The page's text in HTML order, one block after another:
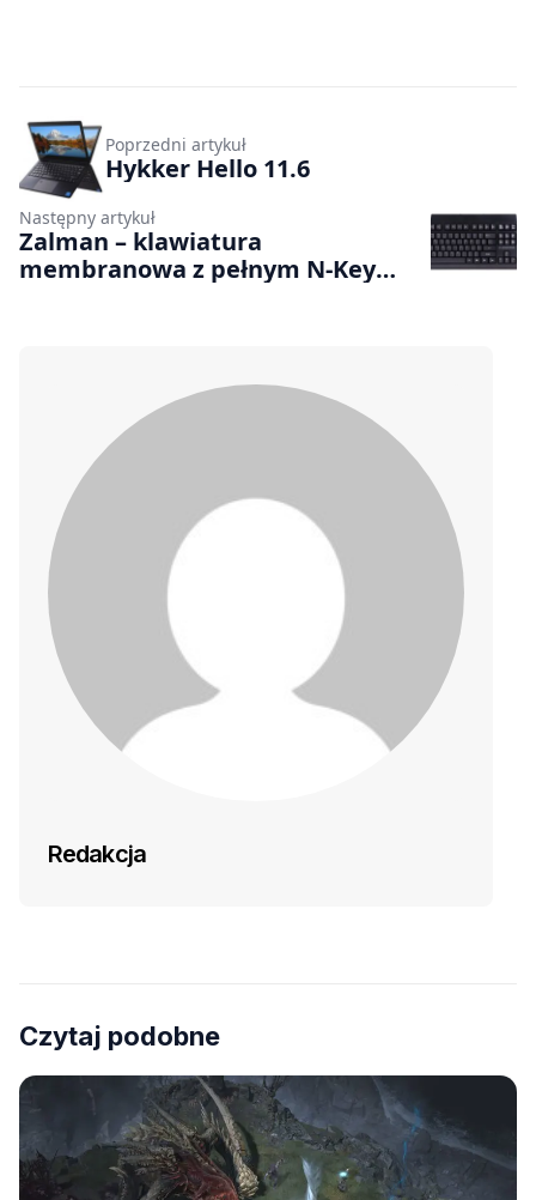
Poprzedni artykuł
Hykker Hello 11.6
Następny artykuł
Zalman – klawiatura
membranowa z pełnym N-Key
Redakcja
Czytaj podobne